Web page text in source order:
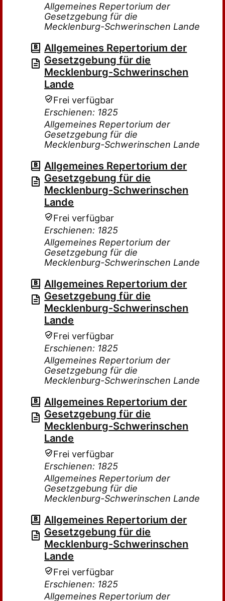
Allgemeines Repertorium der
Gesetzgebung für die
Mecklenburg-Schwerinschen Lande
Allgemeines Repertorium der
Gesetzgebung für die
Mecklenburg-Schwerinschen
Lande
Frei verfügbar
Erschienen: 1825
Allgemeines Repertorium der
Gesetzgebung für die
Mecklenburg-Schwerinschen Lande
Allgemeines Repertorium der
Gesetzgebung für die
Mecklenburg-Schwerinschen
Lande
Frei verfügbar
Erschienen: 1825
Allgemeines Repertorium der
Gesetzgebung für die
Mecklenburg-Schwerinschen Lande
Allgemeines Repertorium der
Gesetzgebung für die
Mecklenburg-Schwerinschen
Lande
Frei verfügbar
Erschienen: 1825
Allgemeines Repertorium der
Gesetzgebung für die
Mecklenburg-Schwerinschen Lande
Allgemeines Repertorium der
Gesetzgebung für die
Mecklenburg-Schwerinschen
Lande
Frei verfügbar
Erschienen: 1825
Allgemeines Repertorium der
Gesetzgebung für die
Mecklenburg-Schwerinschen Lande
Allgemeines Repertorium der
Gesetzgebung für die
Mecklenburg-Schwerinschen
Lande
Frei verfügbar
Erschienen: 1825
Allgemeines Repertorium der